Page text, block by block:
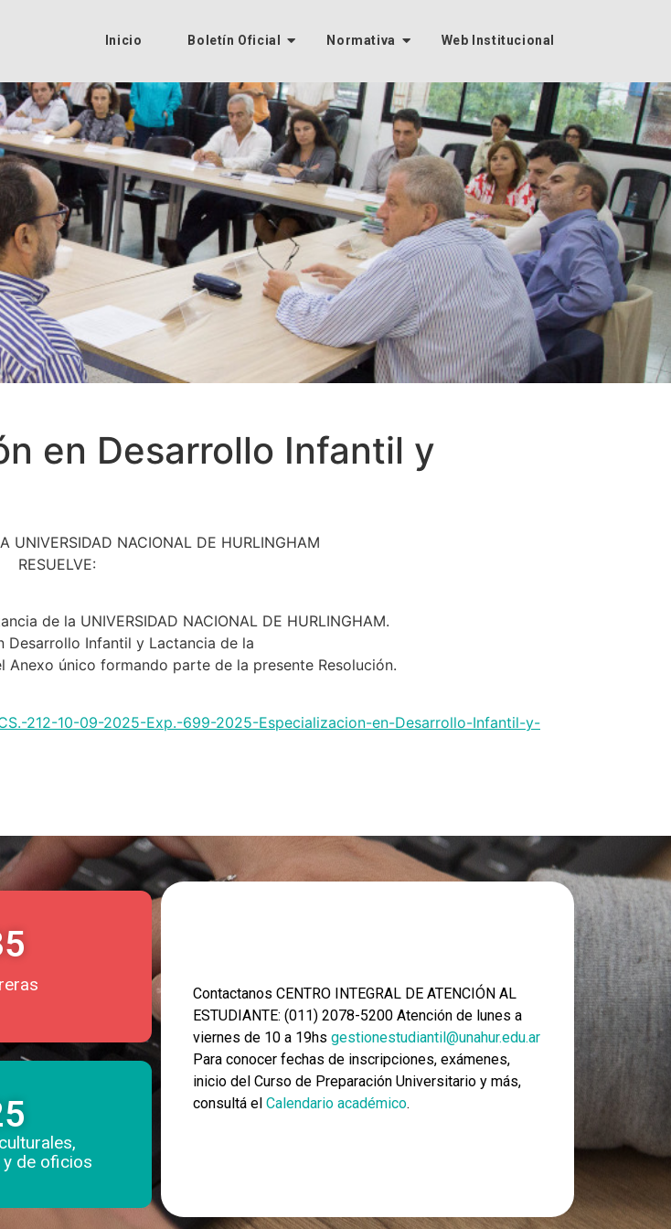
Inicio Boletín Oficial Normativa Web Institucional
en Desarrollo Infantil y
UNIVERSIDAD NACIONAL DE HURLINGHAM
RESUELVE:
de la UNIVERSIDAD NACIONAL DE HURLINGHAM.
Desarrollo Infantil y Lactancia de la
Anexo único formando parte de la presente Resolución.
212-10-09-2025-Exp.-699-2025-Especializacion-en-Desarrollo-Infantil-y-
de oficios
Contactanos CENTRO INTEGRAL DE ATENCIÓN AL
ESTUDIANTE: (011) 2078-5200 Atención de lunes a
viernes de 10 a 19hs gestionestudiantil@unahur.edu.ar
Para conocer fechas de inscripciones, exámenes,
inicio del Curso de Preparación Universitario y más,
consultá el Calendario académico.